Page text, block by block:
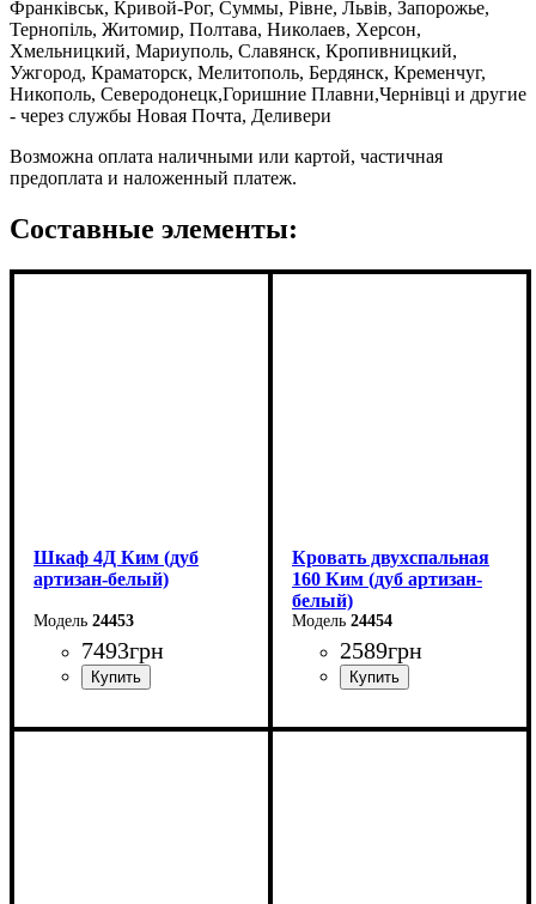
Франківськ, Кривой-Рог, Суммы, Рівне, Львів, Запорожье,
Тернопіль, Житомир, Полтава, Николаев, Херсон,
Хмельницкий, Мариуполь, Славянск, Кропивницкий,
Ужгород, Краматорск, Мелитополь, Бердянск, Кременчуг,
Никополь, Северодонецк,Горишние Плавни,Чернівці и другие
- через службы Новая Почта, Деливери
Возможна оплата наличными или картой, частичная
предоплата и наложенный платеж.
Составные элементы:
Шкаф 4Д Ким (дуб
артизан-белый)
24453
7493грн
Ширина: 170 см
Кровать двухспальная
160 Ким (дуб артизан-
белый)
24454
2589грн
Ширина: 170 см